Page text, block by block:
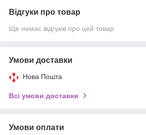
Відгуки про товар
Ще немає відгуків про цей товар
Умови доставки
Нова Пошта
Всі умови доставки
Умови оплати